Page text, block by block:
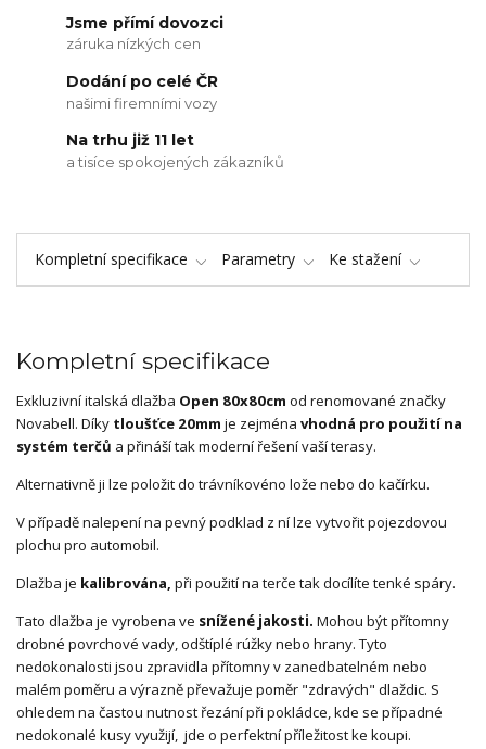
Jsme přímí dovozci
záruka nízkých cen
Dodání po celé ČR
našimi firemními vozy
Na trhu již 11 let
a tisíce spokojených zákazníků
Kompletní specifikace Parametry Ke stažení
Kompletní specifikace
Exkluzivní italská dlažba Open 80x80cm od renomované značky
Novabell. Díky tloušťce 20mm je zejména vhodná pro použití na
systém terčů a přináší tak moderní řešení vaší terasy.
Alternativně ji lze položit do trávníkovéno lože nebo do kačírku.
V případě nalepení na pevný podklad z ní lze vytvořit pojezdovou
plochu pro automobil.
Dlažba je kalibrována, při použití na terče tak docílíte tenké spáry.
Tato dlažba je vyrobena ve snížené jakosti. Mohou být přítomny
drobné povrchové vady, odštíplé rúžky nebo hrany. Tyto
nedokonalosti jsou zpravidla přítomny v zanedbatelném nebo
malém poměru a výrazně převažuje poměr "zdravých" dlaždic. S
ohledem na častou nutnost řezání při pokládce, kde se případné
nedokonalé kusy využijí, jde o perfektní příležitost ke koupi.